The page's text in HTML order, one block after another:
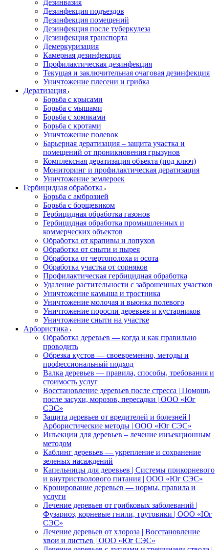
Дезинвазия
Дезинфекция подъездов
Дезинфекция помещений
Дезинфекция после туберкулеза
Дезинфекция транспорта
Демеркуризация
Камерная дезинфекция
Профилактическая дезинфекция
Текущая и заключительная очаговая дезинфекция
Уничтожение плесени и грибка
Дератизация
Борьба с крысами
Борьба с мышами
Борьба с хомяками
Борьба с кротами
Уничтожение полевок
Барьерная дератизация – защита участка и
помещений от проникновения грызунов
Комплексная дератизация объекта (под ключ)
Мониторинг и профилактическая дератизация
Уничтожение землероек
Гербицидная обработка
Борьба с амброзией
Борьба с борщевиком
Гербицидная обработка газонов
Гербицидная обработка промышленных и
коммерческих объектов
Обработка от крапивы и лопухов
Обработка от сныти и пырея
Обработка от чертополоха и осота
Обработка участка от сорняков
Профилактическая гербицидная обработка
Удаление растительности с заброшенных участков
Уничтожение камыша и тростника
Уничтожение молочая и вьюнка полевого
Уничтожение поросли деревьев и кустарников
Уничтожение сныти на участке
Арбористика
Обработка деревьев — когда и как правильно
проводить
Обрезка кустов — своевременно, методы и
профессиональный подход
Валка деревьев — правила, способы, требования и
стоимость услуг
Восстановление деревьев после стресса | Помощь
после засухи, морозов, пересадки | ООО «Юг
СЭС»
Защита деревьев от вредителей и болезней |
Арбористические методы | ООО «Юг СЭС»
Инъекции для деревьев – лечение инъекционным
методом
Каблинг деревьев — укрепление и сохранение
зеленых насаждений
Капельницы для деревьев | Системы прикорневого
и внутристволового питания | ООО «Юг СЭС»
Кронирование деревьев — нормы, правила и
услуги
Лечение деревьев от грибковых заболеваний |
Фузариоз, корневые гнили, трутовики | ООО «Юг
СЭС»
Лечение деревьев от хлороза | Восстановление
хвои и листьев | ООО «Юг СЭС»